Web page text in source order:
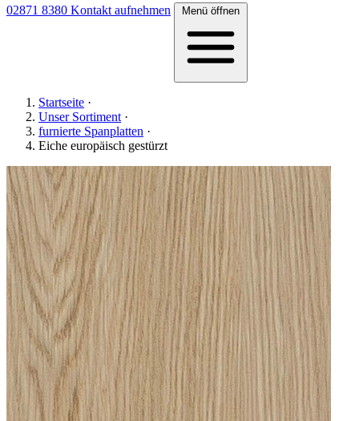
02871 8380 Kontakt aufnehmen Menü öffnen
Startseite ·
Unser Sortiment ·
furnierte Spanplatten ·
Eiche europäisch gestürzt